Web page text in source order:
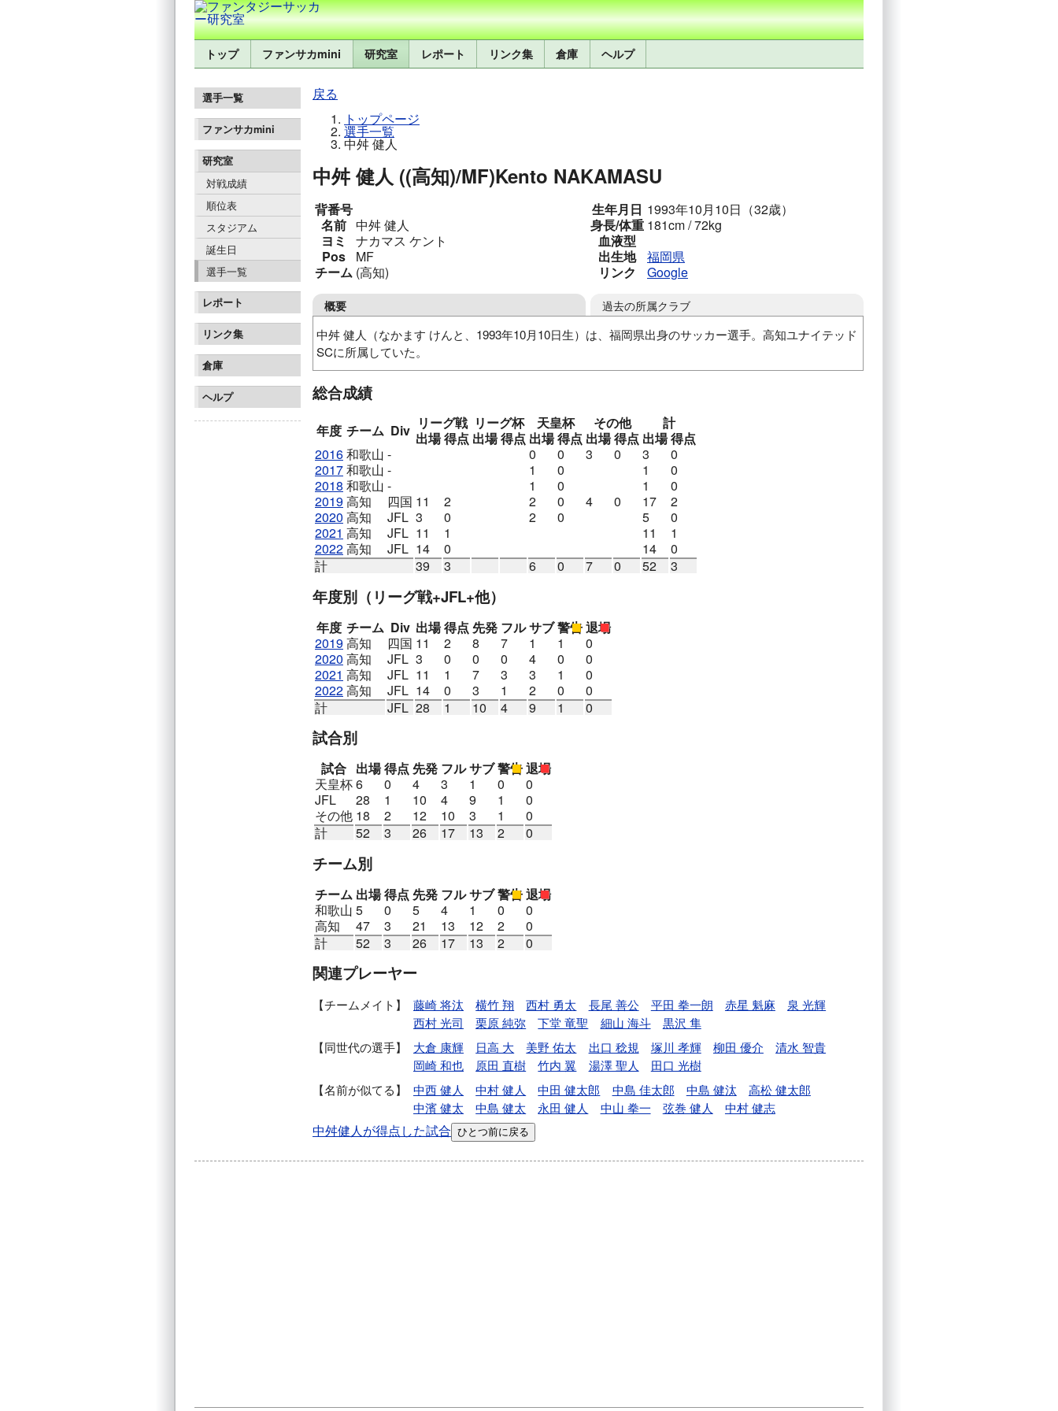
トップ ファンサカmini 研究室 レポート リンク集 倉庫 ヘルプ
選手一覧
ファンサカmini
研究室
対戦成績
順位表
スタジアム
誕生日
選手一覧
レポート
リンク集
倉庫
ヘルプ
戻る
トップページ
選手一覧
中舛 健人
中舛 健人 ((高知)/MF)Kento NAKAMASU
背番号
名前 中舛 健人
ヨミ
ナカマス ケント
Pos
MF
チーム (高知)
生年月日 1993年10月10日（32歳）
身長/体重 181cm / 72kg
血液型
出生地
福岡県
リンク
Google
概要
中舛 健人（なかます けんと、1993年10月10日生）は、福岡県出身のサッカー選手。高知ユナイテッド
SCに所属していた。
過去の所属クラブ
鎌倉インターナショナルFC
総合成績
年度 チーム Div リーグ戦 リーグ杯 天皇杯 その他
計
出場得点 出場得点 出場得点 出場得点 出場得点
2016和歌山 - 0 0 3 0 3
0
2017和歌山 - 1 0 1
0
2018 和歌山 - 1 0 1
0
2019高知 四国 11 2 2 0 4 0 17
2
2020 高知 JFL 3 0 2 0 5
0
2021 高知 JFL 11 1 11
1
2022高知 JFL 14 0 14
0
計
39 3 6 0 7 0 52 3
年度別 （リーグ戦+JFL+他）
年度 チーム Div 出場得点 先発 フルサブ警告退場
2019高知 四国 11 2 8 7 1 1
0
2020 高知 JFL 3 0 0 0 4 0
0
2021 高知 JFL 11 1 7 3 3 1
0
2022高知 JFL 14 0 3 1 2 0
0
計
JFL 28 1 10 4 9 1 0
試合別
試合 出場得点 先発 フルサブ警告退場
天皇杯6 0 4 3 1 0
0
JFL
28 1 10 4 9 1
0
その他 18 2 12 10 3 1
0
計
52 3 26 17 13 2 0
チーム別
チーム 出場得点 先発 フルサブ警告退場
和歌山 5 0 5 4 1 0
0
高知
47 3 21 13 12 2
0
計
52 3 26 17 13 2 0
関連プレーヤー
チームメイト 藤崎 将汰 横竹 翔 西村 勇太 長尾 善公 平田 拳一朗 赤星 魁麻
泉 光輝
西村 光司
栗原 純弥 下堂 竜聖 細山 海斗
黒沢 隼
同世代の選手
大倉 康輝 日高 大 美野 佑太 出口 稔規 塚川 孝輝 柳田 優介
清水 智貴
岡崎 和也
原田 直樹 竹内 翼 湯澤 聖人
田口 光樹
名前が似てる
中西 健人 中村 健人 中田 健太郎 中島 佳太郎 中島 健汰
高松 健太郎
中濱 健太
中島 健太 永田 健人 中山 拳一 弦巻 健人 中村 健志
中舛健人が得点した試合 ひとつ前に戻る